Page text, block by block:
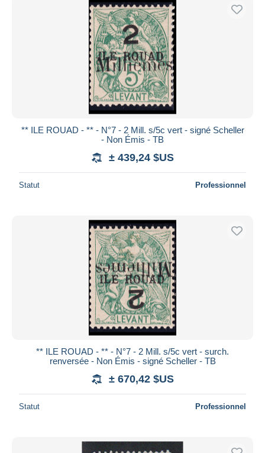
** ILE ROUAD - ** - N°7 - 2 Mill. s/5c vert - signé Scheller
- Non Émis - TB
± 439,24 $US
Statut Professionnel
** ILE ROUAD - ** - N°7 - 2 Mill. s/5c vert - surch.
renversée - Non Émis - signé Scheller - TB
± 670,42 $US
Statut Professionnel